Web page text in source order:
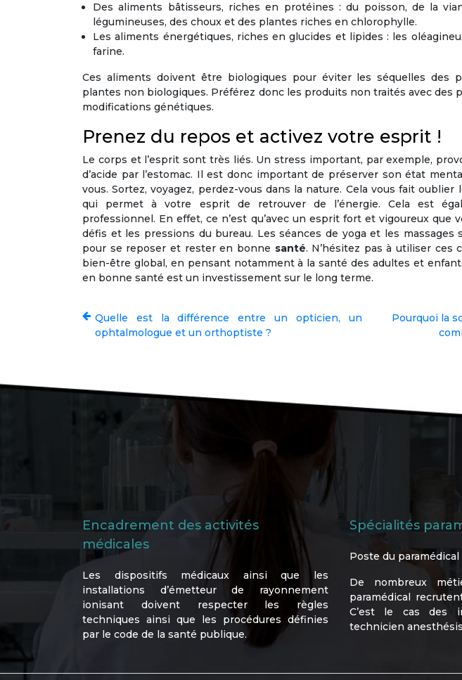
Des aliments bâtisseurs, riches en protéines : du poisson, de la
légumineuses, des choux et des plantes riches en chlorophylle.
Les aliments énergétiques, riches en glucides et lipides : les
farine.
Ces aliments doivent être biologiques pour éviter les séquelles des
plantes non biologiques. Préférez donc les produits non traités avec des
modifications génétiques.
Prenez du repos et activez votre esprit !
Le corps et l’esprit sont très liés. Un stress important, par exemple,
d’acide par l’estomac. Il est donc important de préserver son état
vous. Sortez, voyagez, perdez-vous dans la nature. Cela vous fait
qui permet à votre esprit de retrouver de l’énergie. Cela est
professionnel. En effet, ce n’est qu’avec un esprit fort et vigoureux que
défis et les pressions du bureau. Les séances de yoga et les massages
pour se reposer et rester en bonne santé. N’hésitez pas à utiliser ces
bien-être global, en pensant notamment à la santé des adultes et
en bonne santé est un investissement sur le long terme.
Quelle est la différence entre un opticien, un
ophtalmologue et un orthoptiste ?
Pourquoi la
Encadrement des activités
médicales
Les dispositifs médicaux ainsi que les
installations d’émetteur de rayonnement
ionisant doivent respecter les règles
techniques ainsi que les procédures définies
par le code de la santé publique.
Spécialités
Poste du paramédical
De nombreux
paramédical
C’est le cas des
technicien